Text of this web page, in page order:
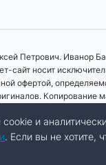
Петрович. Иванор
сайт носит
офертой,
Копирование
и
. Если вы не хотите,